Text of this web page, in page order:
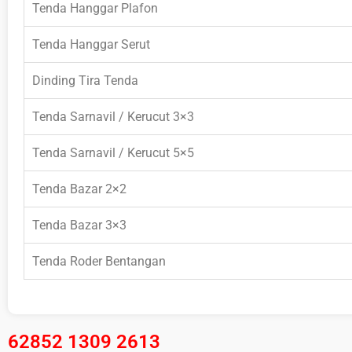
Tenda Hanggar Plafon
Tenda Hanggar Serut
Dinding Tira Tenda
Tenda Sarnavil / Kerucut 3×3
Tenda Sarnavil / Kerucut 5×5
Tenda Bazar 2×2
Tenda Bazar 3×3
Tenda Roder Bentangan
62852 1309 2613